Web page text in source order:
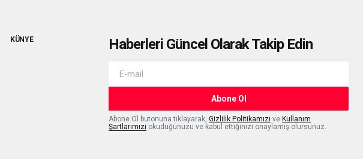
KÜNYE Haberleri Güncel Olarak Takip Edin
Abone Ol
Abone Ol butonuna tıklayarak, Gizlilik Politikamızı ve Kullanım
Şartlarımızı okuduğunuzu ve kabul ettiğinizi onaylamış olursunuz.